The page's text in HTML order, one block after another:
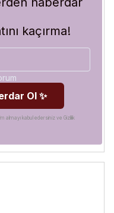
olarak çok şık
hızlı kargolama
kaçırma!
Ol ✨
almayı kabul edersiniz ve Gizlilik